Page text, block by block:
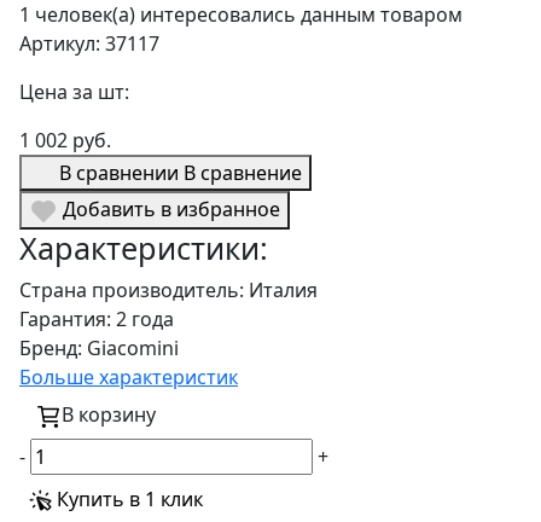
1 человек(а) интересовались данным товаром
Артикул: 37117
Цена за шт:
1 002 руб.
В сравнении В сравнение
Добавить в избранное
Характеристики:
Страна производитель: Италия
Гарантия: 2 года
Бренд: Giacomini
Больше характеристик
В корзину
-
+
Купить в 1 клик